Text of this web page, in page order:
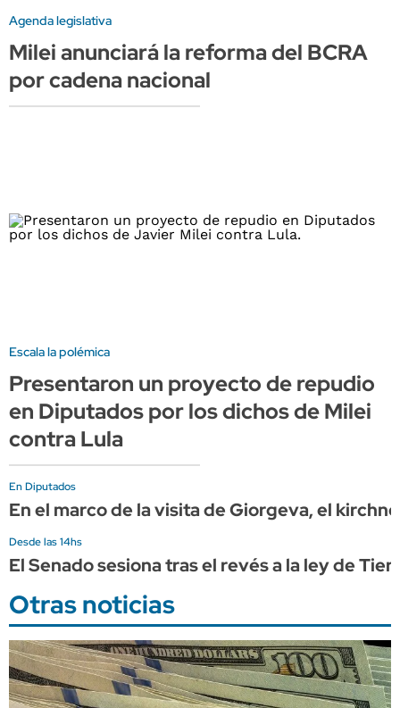
Agenda legislativa
Milei anunciará la reforma del BCRA
por cadena nacional
Escala la polémica
Presentaron un proyecto de repudio
en Diputados por los dichos de Milei
contra Lula
En Diputados
En el marco de la visita de Giorgeva, el
Desde las 14hs
El Senado sesiona tras el revés a la ley de
Otras noticias